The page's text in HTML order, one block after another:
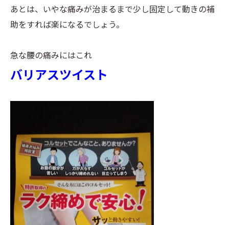
あとは、いやな痛みが治まるまで少し固定して動きの補
助をすれば楽になるでしょう。
急な腰の痛みにはこれ
バリアスツイスト